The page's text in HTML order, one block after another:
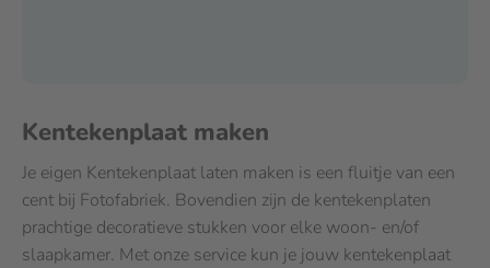
Kentekenplaat maken
Je eigen Kentekenplaat laten maken is een fluitje van een
cent bij Fotofabriek. Bovendien zijn de kentekenplaten
prachtige decoratieve stukken voor elke woon- en/of
slaapkamer. Met onze service kun je jouw kentekenplaat